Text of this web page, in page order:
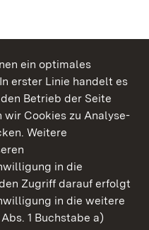
ein optimales
erster Linie handelt es
Betrieb der Seite
Cookies zu Analyse-
Weitere
in die
Zugriff darauf erfolgt
in die weitere
1 Buchstabe a)
Baden-Württemberg